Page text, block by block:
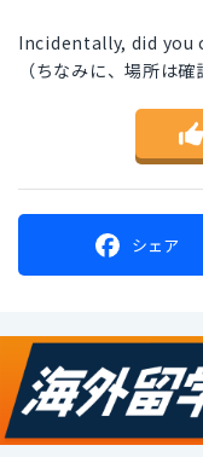
Incidentally, did you
（ちなみに、場所は確
シェア